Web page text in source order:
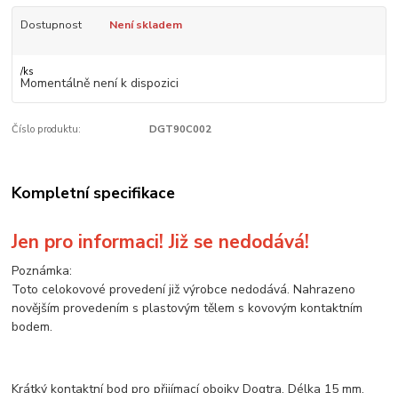
Dostupnost Není skladem
/ks
Momentálně není k dispozici
Číslo produktu: DGT90C002
Kompletní specifikace
Jen pro informaci! Již se nedodává!
Poznámka:
Toto celokovové provedení již výrobce nedodává. Nahrazeno
novějším provedením s plastovým tělem s kovovým kontaktním
bodem.
Krátký kontaktní bod pro přijímací obojky Dogtra. Délka 15 mm.